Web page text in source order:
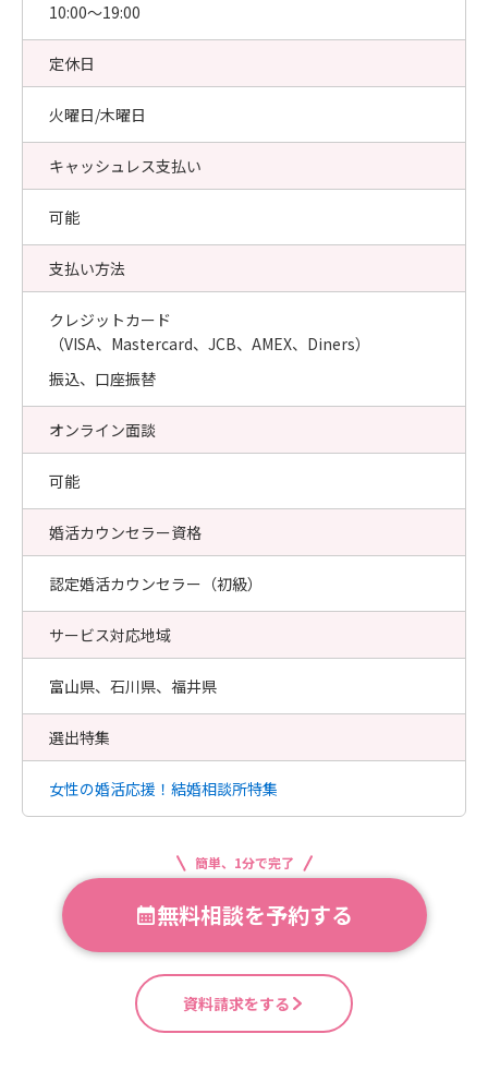
10:00〜19:00
定休日
火曜日/木曜日
キャッシュレス支払い
可能
支払い方法
クレジットカード
（VISA、Mastercard、JCB、AMEX、Diners）
振込、口座振替
オンライン面談
可能
婚活カウンセラー資格
認定婚活カウンセラー（初級）
サービス対応地域
富山県、石川県、福井県
選出特集
女性の婚活応援！結婚相談所特集
簡単、1分で完了
無料相談を予約する
資料請求をする